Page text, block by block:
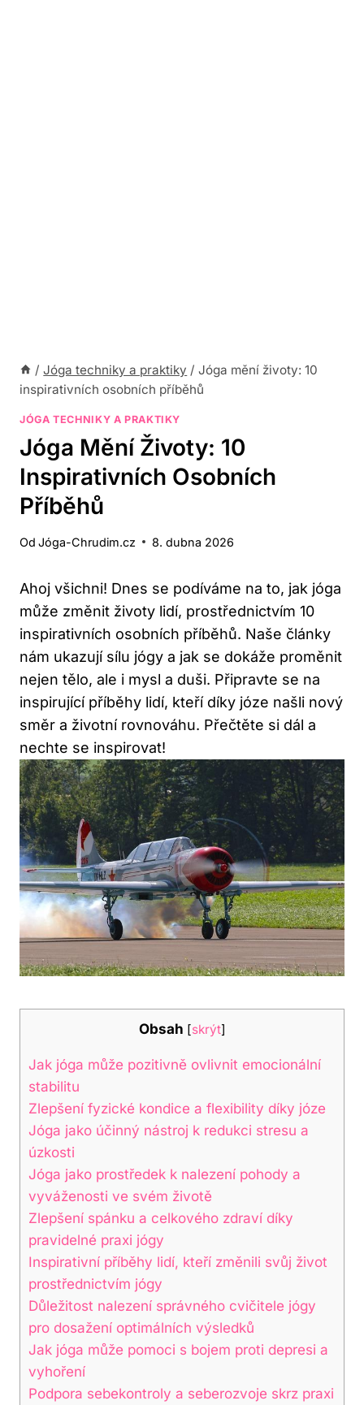
/ Jóga techniky a praktiky / Jóga mění životy: 10
inspirativních osobních příběhů
JÓGA TECHNIKY A PRAKTIKY
Jóga Mění Životy: 10
Inspirativních Osobních
Příběhů
Od Jóga-Chrudim.cz 8. dubna 2026
Ahoj všichni! Dnes se podíváme na to, jak jóga
může změnit životy lidí, prostřednictvím 10
inspirativních osobních příběhů. Naše články
nám ukazují sílu jógy a jak se dokáže proměnit
nejen tělo, ale i mysl a duši. Připravte se na
inspirující příběhy lidí, kteří díky józe našli nový
směr a životní rovnováhu. Přečtěte si dál a
nechte se inspirovat!
Obsah [skrýt]
Jak jóga může pozitivně ovlivnit emocionální
stabilitu
Zlepšení fyzické kondice a flexibility díky józe
Jóga jako účinný nástroj k redukci stresu a
úzkosti
Jóga jako prostředek k nalezení pohody a
vyváženosti ve svém životě
Zlepšení spánku a celkového zdraví díky
pravidelné praxi jógy
Inspirativní příběhy lidí, kteří změnili svůj život
prostřednictvím jógy
Důležitost nalezení správného cvičitele jógy
pro dosažení optimálních výsledků
Jak jóga může pomoci s bojem proti depresi a
vyhoření
Podpora sebekontroly a seberozvoje skrz praxi